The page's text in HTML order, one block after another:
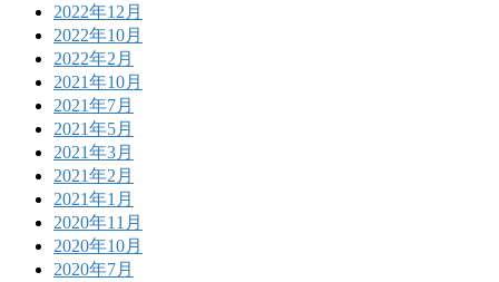
2022年12月
2022年10月
2022年2月
2021年10月
2021年7月
2021年5月
2021年3月
2021年2月
2021年1月
2020年11月
2020年10月
2020年7月